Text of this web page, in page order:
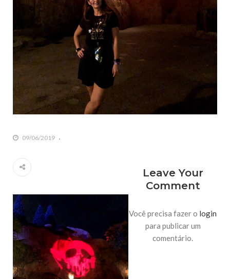
09/06/2019
Leave Your
Comment
Você precisa fazer o login
para publicar um
comentário.